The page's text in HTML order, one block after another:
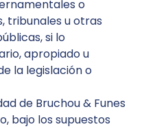
o
tribunales u otras
si lo
apropiado u
la legislación o
de Bruchou & Funes
bajo los supuestos